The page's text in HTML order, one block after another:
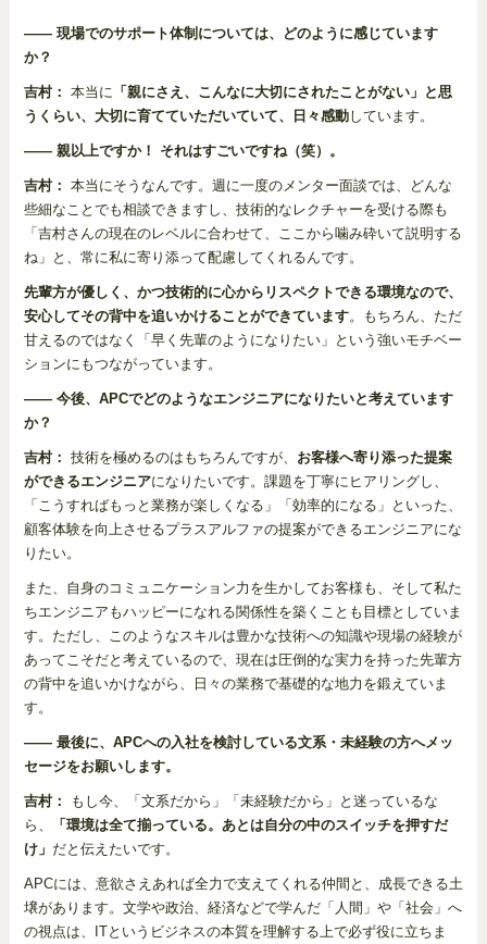
―― 現場でのサポート体制については、どのように感じています
か？
吉村： 本当に 「親にさえ、こんなに大切にされたことがない」と思
うくらい、大切に育てていただいていて、日々感動しています。
―― 親以上ですか！ それはすごいですね（笑）。
吉村： 本当にそうなんです。週に一度のメンター面談では、どんな
些細なことでも相談できますし、技術的なレクチャーを受ける際も
「吉村さんの現在のレベルに合わせて、ここから噛み砕いて説明する
ね」と、常に私に寄り添って配慮してくれるんです。
先輩方が優しく、かつ技術的に心からリスペクトできる環境なので、
安心してその背中を追いかけることができています。もちろん、ただ
甘えるのではなく「早く先輩のようになりたい」という強いモチベー
ションにもつながっています。
―― 今後、APCでどのようなエンジニアになりたいと考えています
か？
吉村： 技術を極めるのはもちろんですが、 お客様へ寄り添った提案
ができるエンジニアになりたいです。課題を丁寧にヒアリングし、
「こうすればもっと業務が楽しくなる」「効率的になる」といった、
顧客体験を向上させるプラスアルファの提案ができるエンジニアにな
りたい。
また、自身のコミュニケーション力を生かしてお客様も、そして私た
ちエンジニアもハッピーになれる関係性を築くことも目標としていま
す。ただし、このようなスキルは豊かな技術への知識や現場の経験が
あってこそだと考えているので、現在は圧倒的な実力を持った先輩方
の背中を追いかけながら、日々の業務で基礎的な地力を鍛えていま
す。
―― 最後に、APCへの入社を検討している文系・未経験の方へメッ
セージをお願いします。
吉村：
もし今、「文系だから」「未経験だから」と迷っているな
ら、
「環境は全て揃っている。あとは自分の中のスイッチを押すだ
け」 だと伝えたいです。
APCには、意欲さえあれば全力で支えてくれる仲間と、成長できる土
壌があります。文学や政治、経済などで学んだ「人間」や「社会」へ
の視点は、ITというビジネスの本質を理解する上で必ず役に立ちま